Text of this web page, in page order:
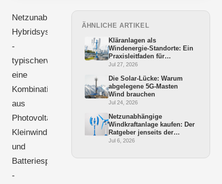
Netzunabhängige
Hybridsysteme
-
typischerweise
eine
Kombination
aus
Photovoltaik,
Kleinwindkraft
und
Batteriespeicher
-
ÄHNLICHE ARTIKEL
Kläranlagen als
Windenergie-Standorte: Ein
Praxisleitfaden für
Bürgermeister und
Jul 27, 2026
Die Solar-Lücke: Warum
abgelegene 5G-Masten
Wind brauchen
Jul 24, 2026
Netzunabhängige
Windkraftanlage kaufen: Der
Ratgeber jenseits der
Wattangabe
Jul 6, 2026